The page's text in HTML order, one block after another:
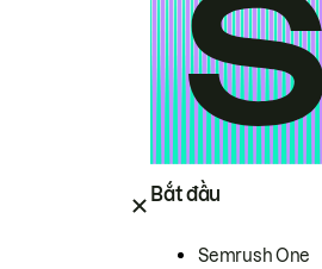
Bắt đầu
Semrush One